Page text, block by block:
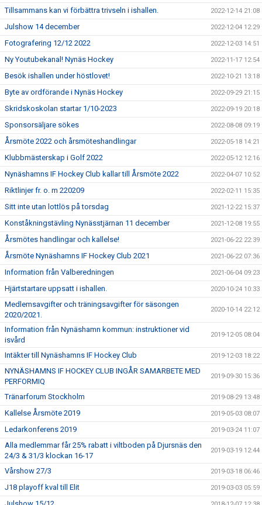
Tillsammans kan vi förbättra trivseln i ishallen. 2022-12-14 21:08
Julshow 14 december 2022-12-04 12:29
Fotografering 12/12 2022 2022-12-03 14:51
Ny Youtubekanal! Nynäs Hockey 2022-11-17 12:54
Besök ishallen under höstlovet! 2022-10-21 13:18
Byte av ordförande i Nynäs Hockey 2022-09-29 21:15
Skridskoskolan startar 1/10-2023 2022-09-19 20:18
Sponsorsäljare sökes 2022-08-08 09:19
Årsmöte 2022 och årsmöteshandlingar 2022-05-18 14:21
Klubbmästerskap i Golf 2022 2022-05-12 12:16
Nynäshamns IF Hockey Club kallar till Årsmöte 2022 2022-04-07 10:52
Riktlinjer fr. o. m 220209 2022-02-11 15:35
Sitt inte utan lottlös på torsdag 2021-12-22 15:37
Konståkningstävling Nynässtjärnan 11 december 2021-12-08 19:55
Årsmötes handlingar och kallelse! 2021-06-22 22:39
Årsmöte Nynäshamns IF Hockey Club 2021 2021-06-22 07:36
Information från Valberedningen 2021-06-04 09:23
Hjärtstartare uppsatt i ishallen. 2020-10-24 10:33
Medlemsavgifter och träningsavgifter för säsongen
2020/2021.
2020-10-14 22:12
Information från Nynäshamn kommun: instruktioner vid
isvård
2019-12-05 08:04
Intäkter till Nynäshamns IF Hockey Club 2019-12-03 18:22
NYNÄSHAMNS IF HOCKEY CLUB INGÅR SAMARBETE MED
PERFORMIQ
2019-09-30 15:36
Tränarforum Stockholm 2019-08-29 13:48
Kallelse Årsmöte 2019 2019-05-03 08:07
Ledarkonferens 2019 2019-03-24 11:07
Alla medlemmar får 25% rabatt i viltboden på Djursnäs den
24/3 & 31/3 klockan 16-17
2019-03-19 12:44
Vårshow 27/3 2019-03-18 06:46
J18 playoff kval till Elit 2019-03-03 05:59
Julshow 15/12